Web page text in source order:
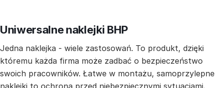
Uniwersalne naklejki BHP
Jedna naklejka - wiele zastosowań. To produkt, dzięki
któremu każda firma może zadbać o bezpieczeństwo
swoich pracowników. Łatwe w montażu, samoprzylepne
naklejki to ochrona przed niebezpiecznymi sytuacjami.